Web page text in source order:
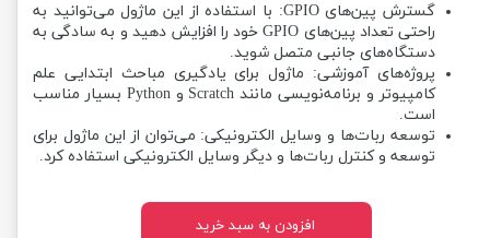
گسترش پین‌های GPIO: با استفاده از این ماژول می‌توانید به
راحتی تعداد پین‌های GPIO خود را افزایش دهید و به سادگی به
دستگاه‌های جانبی متصل شوید.
پروژه‌های آموزشی: ماژول برای یادگیری مباحث ابتدایی علم
کامپیوتر و برنامه‌نویسی مانند Scratch و Python بسیار مناسب
است.
توسعه ربات‌ها و وسایل الکترونیکی: می‌توان از این ماژول برای
توسعه و کنترل ربات‌ها و دیگر وسایل الکترونیکی استفاده کرد.
افزودن به سبد خرید